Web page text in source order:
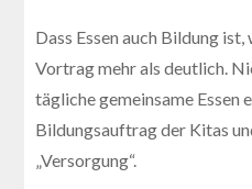
Dass Essen auch Bildung
Vortrag mehr als deutlich.
tägliche gemeinsame Essen
Bildungsauftrag der Kitas
„Versorgung“.